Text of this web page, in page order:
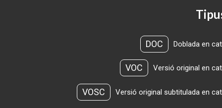
DOC Doblada en
VOC Versió original en
VOSC Versió original subtitulada en